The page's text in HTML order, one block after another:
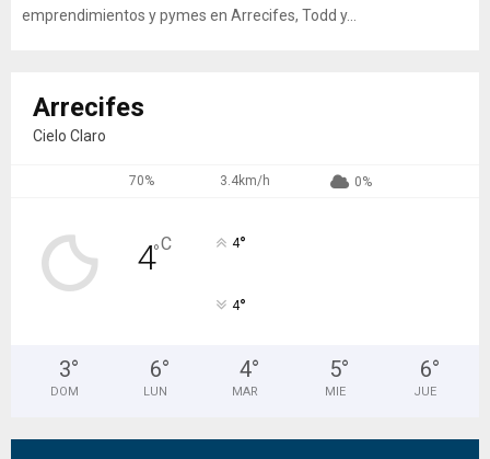
emprendimientos y pymes en Arrecifes, Todd y...
Arrecifes
Cielo Claro
70% 3.4km/h 0%
4°C 4°
4°
3°
DOM
6°
LUN
4°
MAR
5°
MIE
6°
JUE